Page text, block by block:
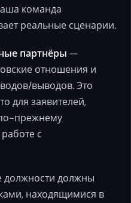
команда
реальные сценарии.
партнёры —
отношения и
выводов. Это
для заявителей,
прежнему
с
должны
находящимися в